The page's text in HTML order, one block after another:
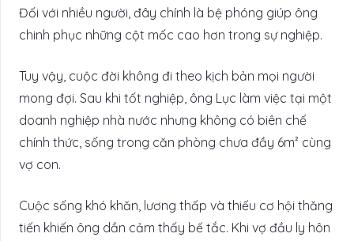
Đối với nhiều người, đây chính là bệ phóng giúp ông
chinh phục những cột mốc cao hơn trong sự nghiệp.
Tuy vậy, cuộc đời không đi theo kịch bản mọi người
mong đợi. Sau khi tốt nghiệp, ông Lục làm việc tại một
doanh nghiệp nhà nước nhưng không có biên chế
chính thức, sống trong căn phòng chưa đầy 6m² cùng
vợ con.
Cuộc sống khó khăn, lương thấp và thiếu cơ hội thăng
tiến khiến ông dần cảm thấy bế tắc. Khi vợ đầu ly hôn